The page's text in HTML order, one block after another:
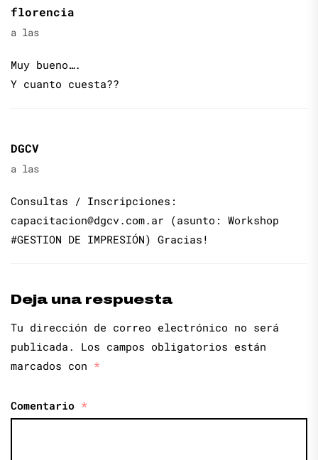
florencia
a las
Muy bueno….
Y cuanto cuesta??
DGCV
a las
Consultas / Inscripciones:
capacitacion@dgcv.com.ar (asunto: Workshop
#GESTION DE IMPRESIÓN) Gracias!
Deja una respuesta
Tu dirección de correo electrónico no será
publicada.
Los campos obligatorios están
marcados con *
Comentario *